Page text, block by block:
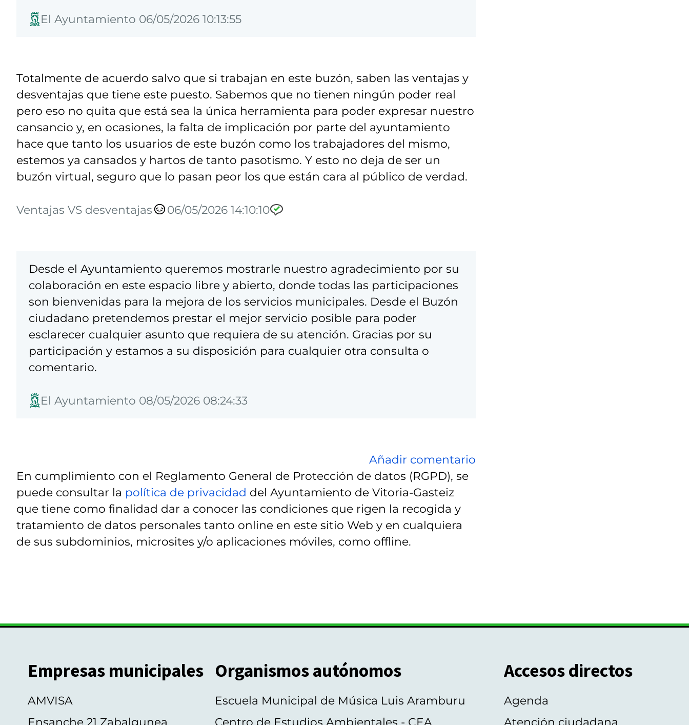
El Ayuntamiento 06/05/2026 10:13:55
Totalmente de acuerdo salvo que si trabajan en este buzón, saben las ventajas y
desventajas que tiene este puesto. Sabemos que no tienen ningún poder real
pero eso no quita que está sea la única herramienta para poder expresar nuestro
cansancio y, en ocasiones, la falta de implicación por parte del ayuntamiento
hace que tanto los usuarios de este buzón como los trabajadores del mismo,
estemos ya cansados y hartos de tanto pasotismo. Y esto no deja de ser un
buzón virtual, seguro que lo pasan peor los que están cara al público de verdad.
Ventajas VS desventajas 06/05/2026 14:10:10
Desde el Ayuntamiento queremos mostrarle nuestro agradecimiento por su
colaboración en este espacio libre y abierto, donde todas las participaciones
son bienvenidas para la mejora de los servicios municipales. Desde el Buzón
ciudadano pretendemos prestar el mejor servicio posible para poder
esclarecer cualquier asunto que requiera de su atención. Gracias por su
participación y estamos a su disposición para cualquier otra consulta o
comentario.
El Ayuntamiento 08/05/2026 08:24:33
Añadir comentario
En cumplimiento con el Reglamento General de Protección de datos (RGPD), se
puede consultar la política de privacidad del Ayuntamiento de Vitoria-Gasteiz
que tiene como finalidad dar a conocer las condiciones que rigen la recogida y
tratamiento de datos personales tanto online en este sitio Web y en cualquiera
de sus subdominios, microsites y/o aplicaciones móviles, como offline.
Empresas municipales
AMVISA
Ensanche 21 Zabalgunea
Organismos autónomos
Escuela Municipal de Música Luis Aramburu
Centro de Estudios Ambientales - CEA
Accesos directos
Agenda
Atención ciudadana